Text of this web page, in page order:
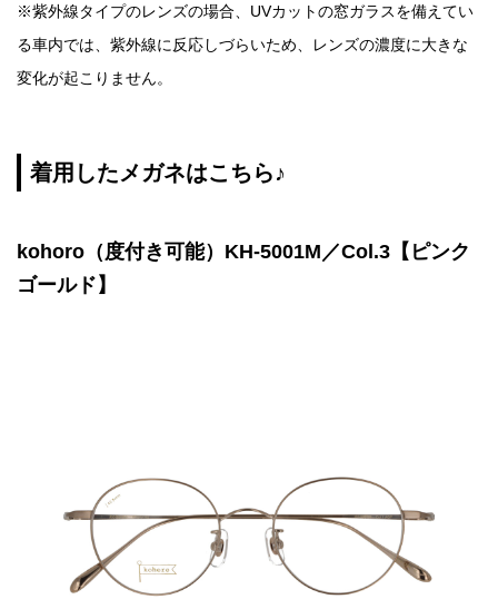
※紫外線タイプのレンズの場合、UVカットの窓ガラスを備えてい
る車内では、紫外線に反応しづらいため、レンズの濃度に大きな
変化が起こりません。
着用したメガネはこちら♪
kohoro（度付き可能）KH-5001M／Col.3【ピンク
ゴールド】